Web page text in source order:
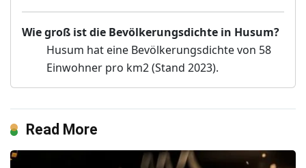
Wie groß ist die Bevölkerungsdichte in Husum?
Husum hat eine Bevölkerungsdichte von 58
Einwohner pro km2 (Stand 2023).
Read More